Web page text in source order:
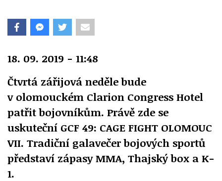
18. 09. 2019 - 11:48
Čtvrtá zářijová neděle bude
v olomouckém Clarion Congress Hotel
patřit bojovníkům. Právě zde se
uskuteční GCF 49: CAGE FIGHT OLOMOUC
VII. Tradiční galavečer bojových sportů
představí zápasy MMA, Thajský box a K-
1.